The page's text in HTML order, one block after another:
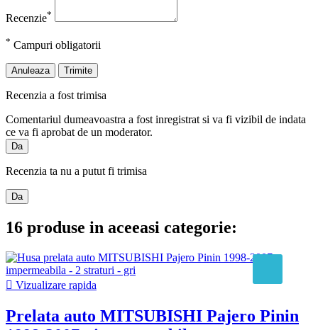
Recenzie*
* Campuri obligatorii
Anuleaza Trimite
Recenzia a fost trimisa
Comentariul dumeavoastra a fost inregistrat si va fi vizibil de indata
ce va fi aprobat de un moderator.
Da
Recenzia ta nu a putut fi trimisa
Da
16 produse in aceeasi categorie:
 Vizualizare rapida
Prelata auto MITSUBISHI Pajero Pinin